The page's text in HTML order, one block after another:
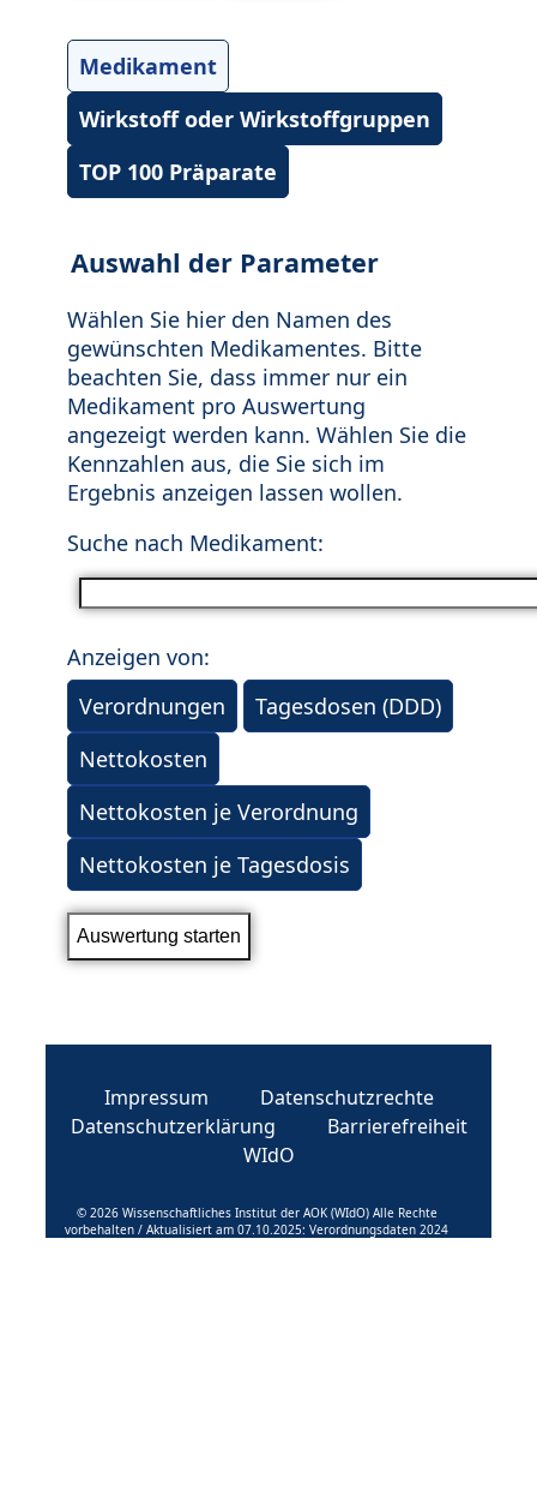
Medikament
Wirkstoff oder Wirkstoffgruppen
TOP 100 Präparate
Auswahl der Parameter
Wählen Sie hier den Namen des
gewünschten Medikamentes. Bitte
beachten Sie, dass immer nur ein
Medikament pro Auswertung
angezeigt werden kann. Wählen Sie die
Kennzahlen aus, die Sie sich im
Ergebnis anzeigen lassen wollen.
Suche nach Medikament:
Anzeigen von:
Verordnungen
Tagesdosen (DDD)
Nettokosten
Nettokosten je Verordnung
Nettokosten je Tagesdosis
Impressum
Datenschutzrechte
Datenschutzerklärung
Barrierefreiheit
WIdO
© 2026 Wissenschaftliches Institut der AOK (WIdO) Alle Rechte
vorbehalten / Aktualisiert am 07.10.2025: Verordnungsdaten 2024